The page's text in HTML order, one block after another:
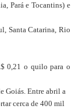
Pará e Tocantins) e
Santa Catarina, Rio
0,21 o quilo para o
Goiás. Entre abril a
cerca de 400 mil